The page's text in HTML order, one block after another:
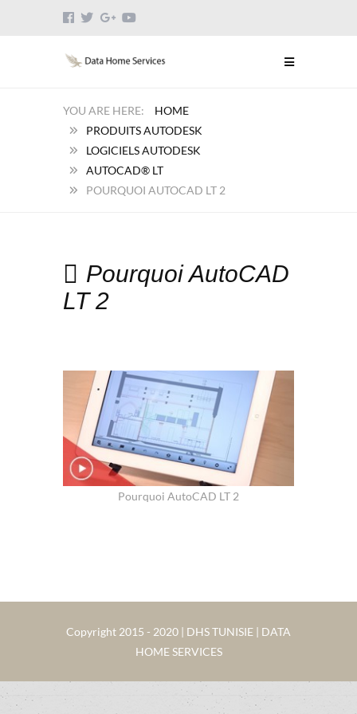
HOME
PRODUITS AUTODESK
LOGICIELS AUTODESK
AUTOCAD® LT
POURQUOI AUTOCAD LT 2
Pourquoi AutoCAD
LT 2
Pourquoi AutoCAD LT 2
Copyright 2015 - 2020 | DHS TUNISIE | DATA
HOME SERVICES